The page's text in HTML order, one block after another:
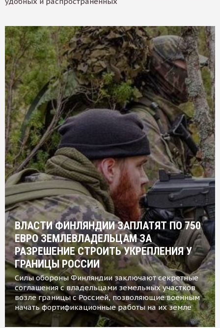
ВЛАСТИ ФИНЛЯНДИИ ЗАПЛАТЯТ ПО 750
ЕВРО ЗЕМЛЕВЛАДЕЛЬЦАМ ЗА
РАЗРЕШЕНИЕ СТРОИТЬ УКРЕПЛЕНИЯ У
ГРАНИЦЫ РОССИИ
Силы обороны Финляндии заключают секретные
соглашения с владельцами земельных участков
возле границы с Россией, позволяющие военным
начать фортификационные работы на их земле